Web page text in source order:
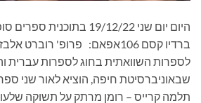
היום יום שני 19/12/22
ברדיו קסם 106אפאם: פרופ'
לספרות השוואתית בחוג לספרות עברית
שבאוניברסיטת חיפה, הוציא לאור שני
תלמה קרייס – רומן מרתק על תשוקה